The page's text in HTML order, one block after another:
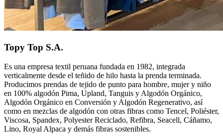
Topy Top S.A.
Es una empresa textil peruana fundada en 1982, integrada
verticalmente desde el teñido de hilo hasta la prenda terminada.
Producimos prendas de tejido de punto para hombre, mujer y niño
en 100% algodón Pima, Upland, Tanguis y Algodón Orgánico,
Algodón Orgánico en Conversión y Algodón Regenerativo, así
como en mezclas de algodón con otras fibras como Tencel, Poliéster,
Viscosa, Spandex, Polyester Reciclado, Refibra, Seacell, Cáñamo,
Lino, Royal Alpaca y demás fibras sostenibles.